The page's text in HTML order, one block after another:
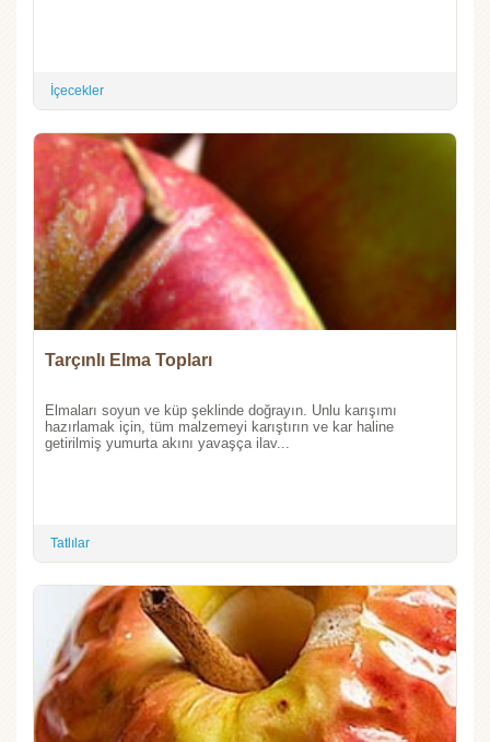
İçecekler
Tarçınlı Elma Topları
Elmaları soyun ve küp şeklinde doğrayın. Unlu karışımı
hazırlamak için, tüm malzemeyi karıştırın ve kar haline
getirilmiş yumurta akını yavaşça ilav...
Tatlılar